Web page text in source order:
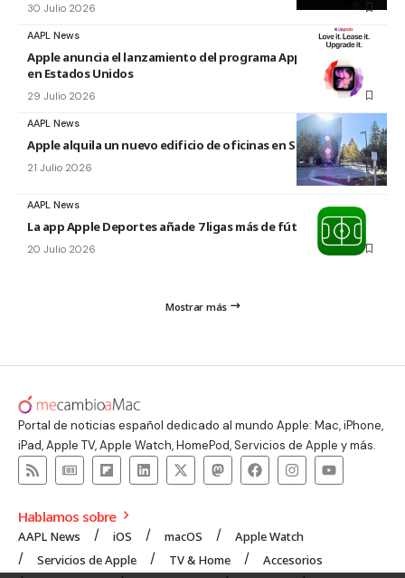
30 Julio 2026
AAPL News
Apple anuncia el lanzamiento del programa Apple Upgrade
en Estados Unidos
29 Julio 2026
AAPL News
Apple alquila un nuevo edificio de oficinas en Sunnyvale
21 Julio 2026
AAPL News
La app Apple Deportes añade 7 ligas más de fútbol
20 Julio 2026
Mostrar más
Portal de noticias español dedicado al mundo Apple: Mac, iPhone,
iPad, Apple TV, Apple Watch, HomePod, Servicios de Apple y más.
Hablamos sobre
AAPL News iOS macOS
Apple Watch
Servicios de Apple
TV & Home
Accesorios